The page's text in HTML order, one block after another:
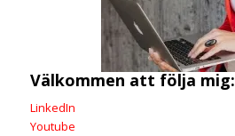
Välkommen att följa mig:
LinkedIn
Youtube